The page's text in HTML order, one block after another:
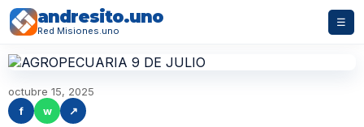
andresito.uno
Red Misiones.uno
☰
octubre 15, 2025
f
w ↗